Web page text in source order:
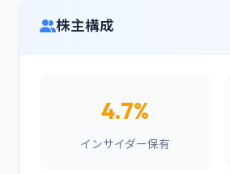
株主構成
4.7%
インサイダー保有